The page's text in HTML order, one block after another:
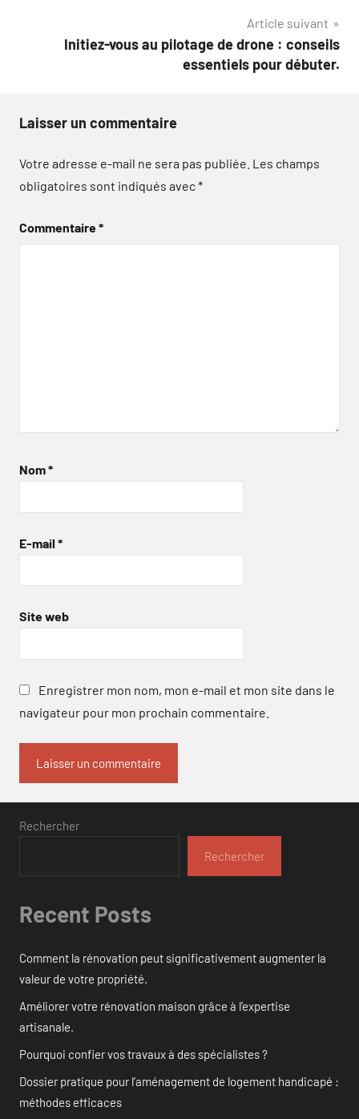
Article suivant
Initiez-vous au pilotage de drone : conseils
essentiels pour débuter.
Laisser un commentaire
Votre adresse e-mail ne sera pas publiée. Les champs
obligatoires sont indiqués avec*
Commentaire*
Nom*
E-mail *
Site web
Enregistrer mon nom, mon e-mail et mon site dans le
navigateur pour mon prochain commentaire.
Rechercher
Rechercher
Recent Posts
Comment la rénovation peut significativement augmenter la
valeur de votre propriété.
Améliorer votre rénovation maison grâce à l’expertise
artisanale.
Pourquoi confier vos travaux à des spécialistes ?
Dossier pratique pour l’aménagement de logement handicapé :
méthodes efficaces